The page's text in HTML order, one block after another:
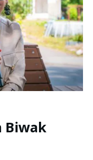
Biwak